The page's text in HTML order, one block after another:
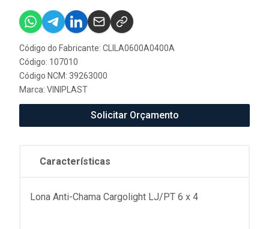
Código do Fabricante: CLILA0600A0400A
Código: 107010
Código NCM: 39263000
Marca: VINIPLAST
Solicitar Orçamento
Características
Lona Anti-Chama Cargolight LJ/PT 6 x 4